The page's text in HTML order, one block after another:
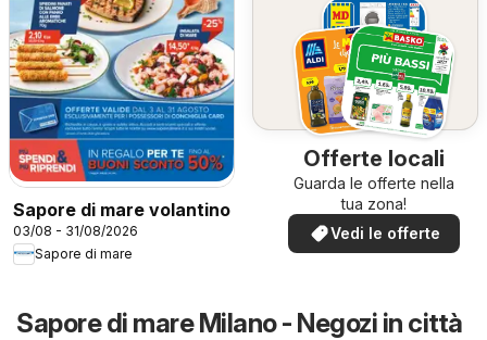
Sapore di mare volantino
03/08 - 31/08/2026
Sapore di mare
Offerte locali
Guarda le offerte nella
tua zona!
Vedi le offerte
Sapore di mare Milano - Negozi in città